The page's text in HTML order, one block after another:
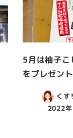
5月は柚子
をプレゼン
くす
2022